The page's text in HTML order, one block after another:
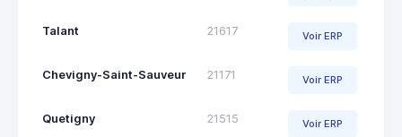
Talant 21617 Voir ERP
Chevigny-Saint-Sauveur 21171 Voir ERP
Quetigny 21515 Voir ERP